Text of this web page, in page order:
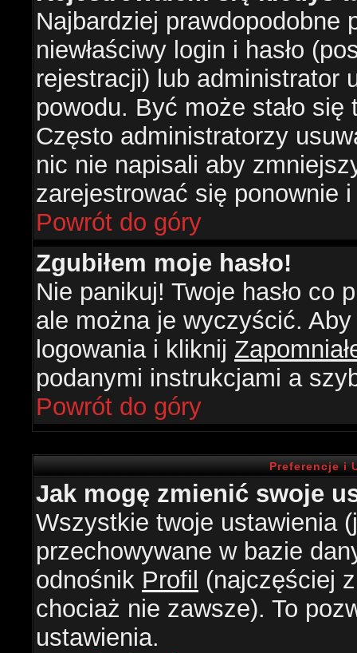
Najbardziej prawdopodobne
niewłaściwy login i hasło
rejestracji) lub administrator
powodu. Być może stało
Często administratorzy
nic nie napisali aby
zarejestrować się ponownie
Powrót do góry
Zgubiłem moje hasło!
Nie panikuj! Twoje hasło co
ale można je wyczyścić.
logowania i kliknij
podanymi instrukcjami a
Powrót do góry
Preferencje i
Jak mogę zmienić swoje
Wszystkie twoje ustawienia
przechowywane w bazie
odnośnik Profil (najczęściej
chociaż nie zawsze). To
ustawienia.